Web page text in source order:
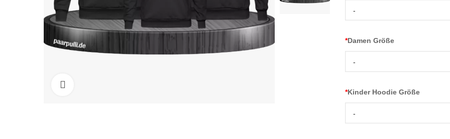
-
*Damen Größe
-
*Kinder Hoodie Größe
-